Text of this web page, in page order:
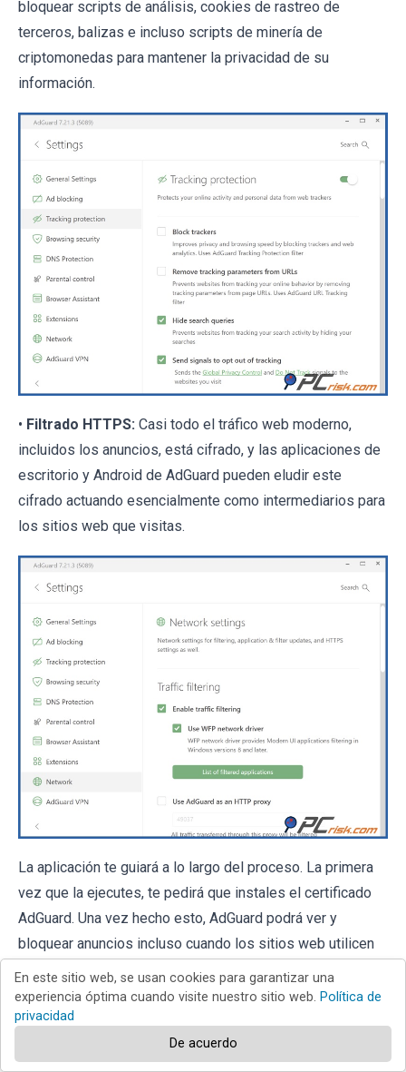
bloquear scripts de análisis, cookies de rastreo de
terceros, balizas e incluso scripts de minería de
criptomonedas para mantener la privacidad de su
información.
• Filtrado HTTPS: Casi todo el tráfico web moderno,
incluidos los anuncios, está cifrado, y las aplicaciones de
escritorio y Android de AdGuard pueden eludir este
cifrado actuando esencialmente como intermediarios para
los sitios web que visitas.
La aplicación te guiará a lo largo del proceso. La primera
vez que la ejecutes, te pedirá que instales el certificado
AdGuard. Una vez hecho esto, AdGuard podrá ver y
bloquear anuncios incluso cuando los sitios web utilicen
HTTPS, lo cual es básicamente la norma hoy en día, ya
que la mayoría de los sitios web, incluido YouTube, utilizan
HTTPS.
•Reglas y filtros personalizados:Los usuarios
En este sitio web, se usan cookies para garantizar una
experiencia óptima cuando visite nuestro sitio web. Política de
privacidad
De acuerdo